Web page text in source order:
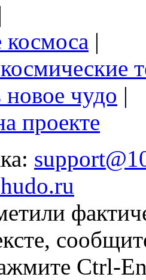
|
|
чудо |
проекте
Ctrl-